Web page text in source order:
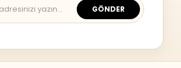
GÖNDER